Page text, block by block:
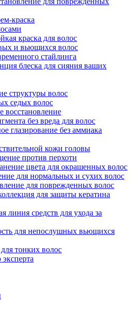
краска
краска для волос
и вьющихся волос
стайлинга
блеска для сияния ваших
структуры волос
седых волос
восстановление
без вреда для волос
глазирование без аммиака
кожи головы
против перхоти
цвета для окрашенных волос
для нормальных и сухих волос
для поврежденных волос
для защиты кератина
линия средств для ухода за
для непослушных вьющихся
тонких волос